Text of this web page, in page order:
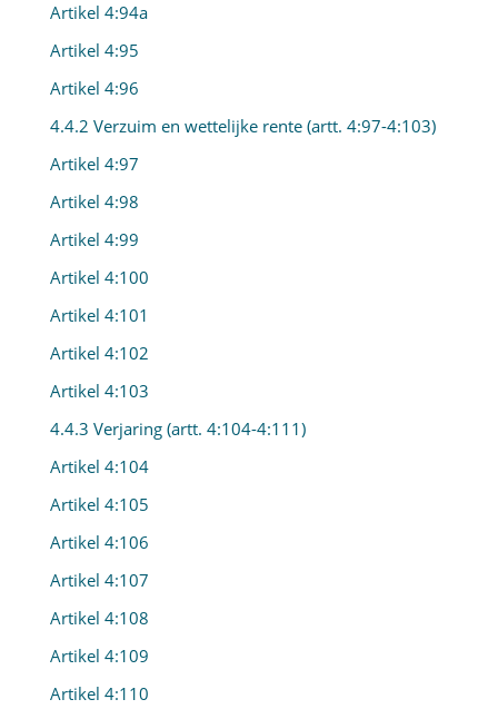
Artikel 4:94a
Artikel 4:95
Artikel 4:96
4.4.2 Verzuim en wettelijke rente (artt. 4:97-4:103)
Artikel 4:97
Artikel 4:98
Artikel 4:99
Artikel 4:100
Artikel 4:101
Artikel 4:102
Artikel 4:103
4.4.3 Verjaring (artt. 4:104-4:111)
Artikel 4:104
Artikel 4:105
Artikel 4:106
Artikel 4:107
Artikel 4:108
Artikel 4:109
Artikel 4:110